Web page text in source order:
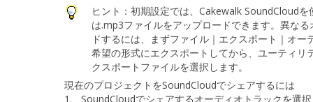
ヒント：初期設定では、Cakewalk SoundCloud
は.mp3ファイルをアップロードできます。異な
ドするには、まずファイル｜エクスポート｜オー
希望の形式にエクスポートしてから、 ユーティリ
クスポートファイルを選択します。
現在のプロジェクトをSoundCloudでシェアするには
1.
SoundCloudでシェアするオーディオトラックを選